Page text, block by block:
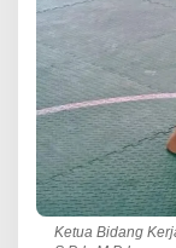
Ketua Bidang